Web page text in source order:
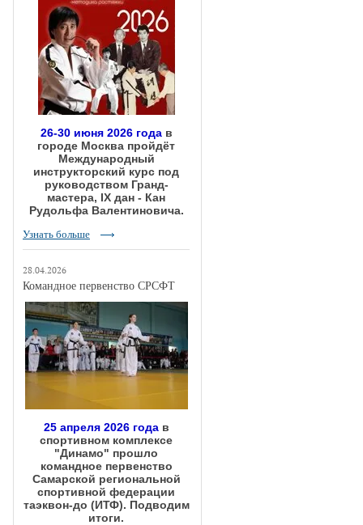
26-30 июня 2026 годав
городе Москва пройдёт
Международный
инструкторский курс под
руководством Гранд-
мастера, IX дан - Кан
Рудольфа Валентиновича.
Узнать больше
28.04.2026
Командное первенство СРСФТ
25 апреля 2026 годав
спортивном комплексе
"Динамо" прошло
командное первенство
Самарской региональной
спортивной федерации
таэквон-до (ИТФ). Подводим
итоги.